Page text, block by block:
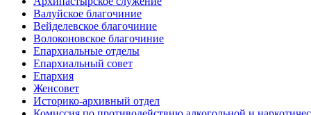
Валуйское благочиние
Вейделевское благочиние
Волоконовское благочиние
Епархиальные отделы
Епархиальный совет
Епархия
Женсовет
Историко-архивный отдел